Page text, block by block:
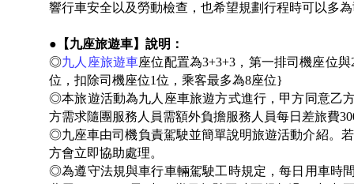
響行車安全以及勞動檢查，也希望規劃行程時可以多
● 【九座旅遊車】說明：
◎九人座旅遊車座位配置為3+3+3，第一排司機座位
位，扣除司機座位1位，乘客最多為8座位}
◎本旅遊活動為九人座車旅遊方式進行，甲方同意乙
方需求隨團服務人員需額外負擔服務人員每日差旅費
◎九座車由司機負責駕駛並簡單說明旅遊活動介紹。
方會立即協助處理。
◎為遵守法規與車行車輛駕駛工時規定，每日用車時